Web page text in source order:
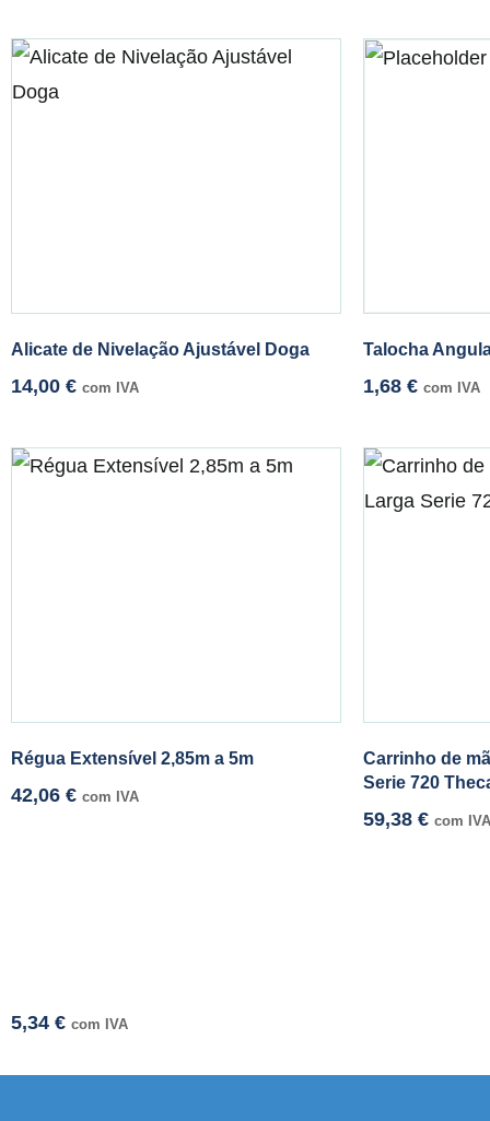
Alicate de Nivelação Ajustável Doga
14,00 € com IVA
Talocha
1,68 € com IVA
Régua Extensível 2,85m a 5m
42,06 € com IVA
Carrinho de
Serie 720
59,38 € com IVA
5,34 € com IVA